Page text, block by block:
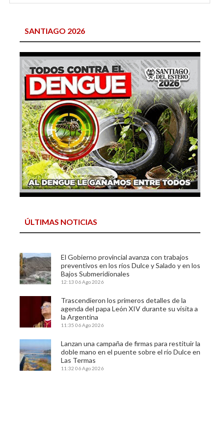
SANTIAGO 2026
ÚLTIMAS NOTICIAS
El Gobierno provincial avanza con trabajos
preventivos en los ríos Dulce y Salado y en los
Bajos Submeridionales
12:13 06 Ago 2026
Trascendieron los primeros detalles de la
agenda del papa León XIV durante su visita a
la Argentina
11:35 06 Ago 2026
Lanzan una campaña de firmas para restituir la
doble mano en el puente sobre el río Dulce en
Las Termas
11:32 06 Ago 2026